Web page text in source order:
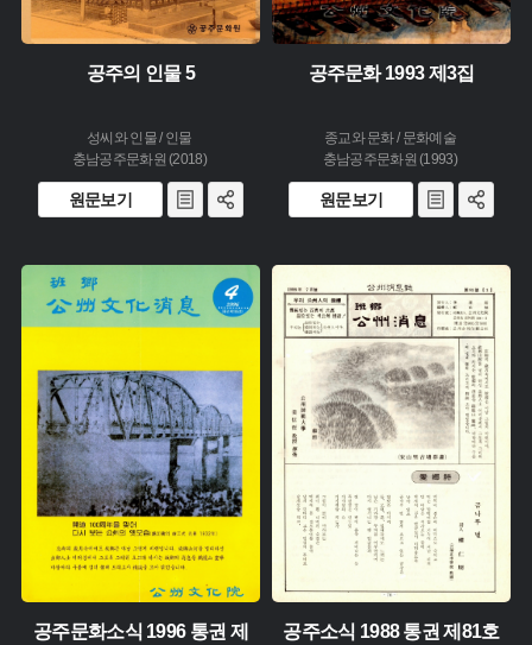
공주의 인물 5
성씨와 인물 / 인물
충남공주문화원 (2018)
원문보기
공주문화 1993 제3집
종교와 문화 / 문화예술
충남공주문화원 (1993)
원문보기
생산 :
소장 :
공주문화소식 1996 통권 제
주제 :
유형 :
생산 :
소장 :
공주소식 1988 통권 제81호